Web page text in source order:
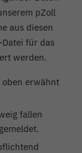
pZoll
aus diesen
Datei für das
werden.
oben erwähnt
fallen